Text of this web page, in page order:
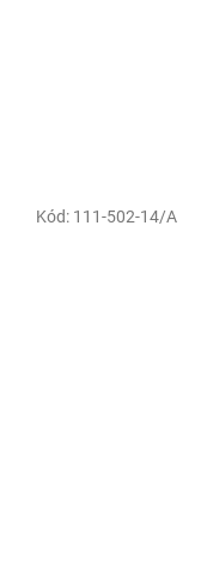
Kód: 111-502-14/A